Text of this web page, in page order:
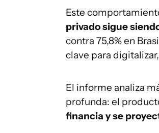
Este
privado sigue
contra 75,8% en
clave para
El informe analiza
profunda: el
financia y se